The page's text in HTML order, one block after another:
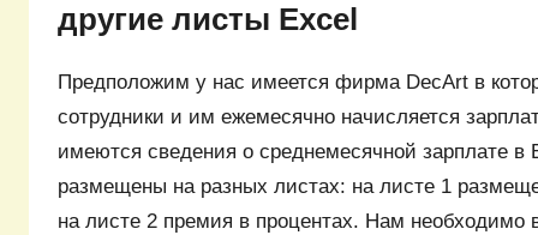
другие листы Excel
Предположим у нас имеется фирма DecArt в
сотрудники и им ежемесячно начисляется
имеются сведения о среднемесячной зарплате в
размещены на разных листах: на листе 1
на листе 2 премия в процентах. Нам необходимо